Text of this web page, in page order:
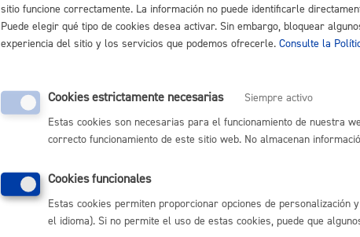
Noticias
Avisos
Agenda cultural
Normativa
Bases publicadas cada año
Trámites relacionados
Ayudas económicas: Subvención para colocar
Subvenciones para estudiar euskera
sitio funcione correctamente. La información no puede identificarle
Puede elegir qué tipo de cookies desea activar. Sin embargo, bloquear
experiencia del sitio y los servicios que podemos ofrecerle. Consulte la
Cookies estrictamente necesarias
Siempre activo
Estas cookies son necesarias para el funcionamiento de nuestra
correcto funcionamiento de este sitio web. No almacenan
Cookies funcionales
Estas cookies permiten proporcionar opciones de personalización
el idioma). Si no permite el uso de estas cookies, puede que